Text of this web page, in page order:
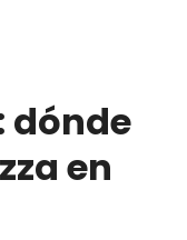
dónde
en